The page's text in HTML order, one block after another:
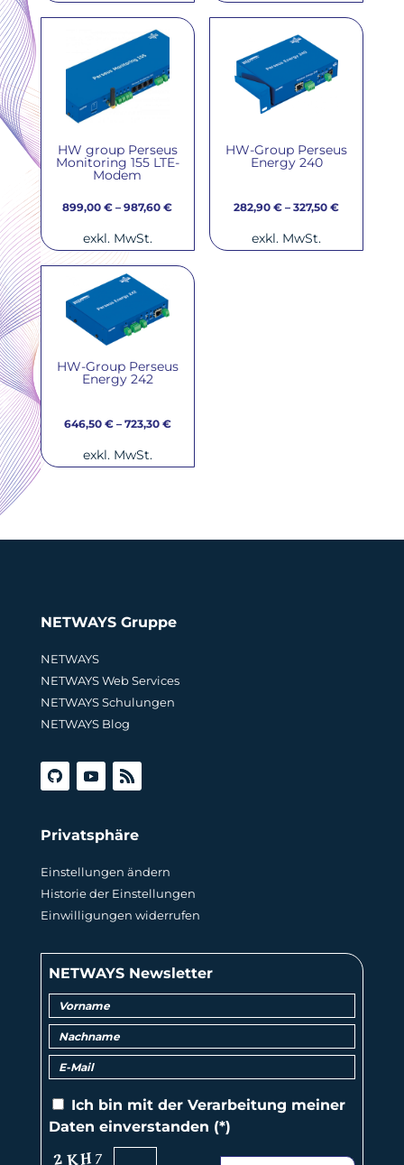
HW group Perseus
Monitoring 155 LTE-
Modem
899,00€ –987,60€
exkl. MwSt.
HW-Group Perseus
Energy 240
282,90€ –327,50€
exkl. MwSt.
HW-Group Perseus
Energy 242
646,50 €– 723,30 €
exkl. MwSt.
NETWAYS Gruppe
NETWAYS
NETWAYS Web Services
NETWAYS Schulungen
NETWAYS Blog
Privatsphäre
Einstellungen ändern
Historie der Einstellungen
Einwilligungen widerrufen
NETWAYS Newsletter
Ich bin mit der Verarbeitung meiner
Daten einverstanden (*)